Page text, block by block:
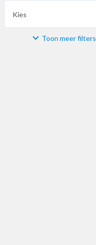
Kies
Materiaal Toon meer filters